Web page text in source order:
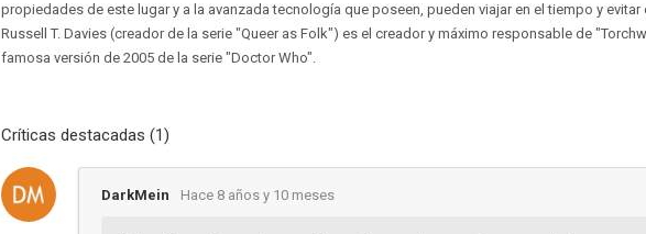
propiedades de este lugar y a la avanzada tecnología que poseen, pueden viajar en el tiempo y
Russell T. Davies (creador de la serie "Queer as Folk") es el creador y máximo responsable de
famosa versión de 2005 de la serie "Doctor Who".
Críticas destacadas (1)
DarkMein Hace 8 años y 10 meses